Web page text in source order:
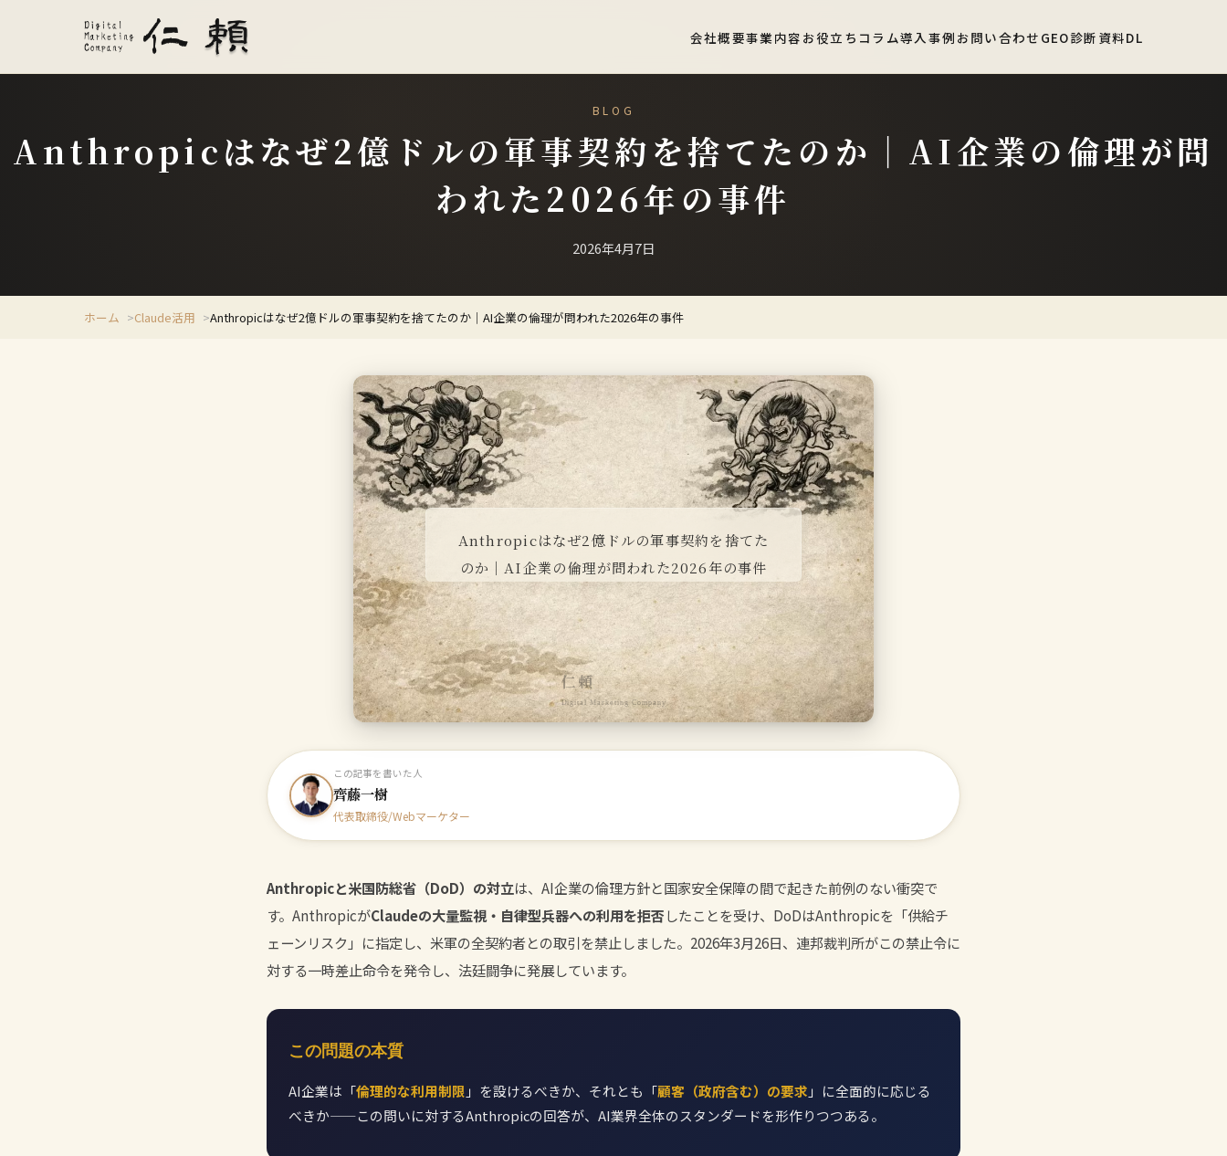
会社概要事業内容 お役立ちコラム導入事例 お問い合わせ GEO診断 資料DL
BLOG
Anthropicはなぜ2億ドルの軍事契約を捨てたのか｜AI企業の倫理が問
われた2026年の事件
2026年4月7日
ホーム Claude活用 Anthropicはなぜ2億ドルの軍事契約を捨てたのか｜AI企業の倫理が問われた2026年の事件
Anthropicはなぜ2億ドルの軍事契約を捨てた
のか｜AI企業の倫理が問われた2026年の事件
仁頼
Digital Marketing Company
この記事を書いた人
齊藤一樹
代表取締役/Webマーケター
Anthropicと米国防総省（DoD）の対立は、AI企業の倫理方針と国家安全保障の間で起きた前例のない衝突で
す。AnthropicがClaudeの大量監視・自律型兵器への利用を拒否したことを受け、DoDはAnthropicを「供給チ
ェーンリスク」に指定し、米軍の全契約者との取引を禁止しました。2026年3月26日、連邦裁判所がこの禁止令に
対する一時差止命令を発令し、法廷闘争に発展しています。
この問題の本質
AI企業は「倫理的な利用制限 」を設けるべきか、それとも「顧客（政府含む）の要求 」に全面的に応じる
べきか——この問いに対するAnthropicの回答が、AI業界全体のスタンダードを形作りつつある。